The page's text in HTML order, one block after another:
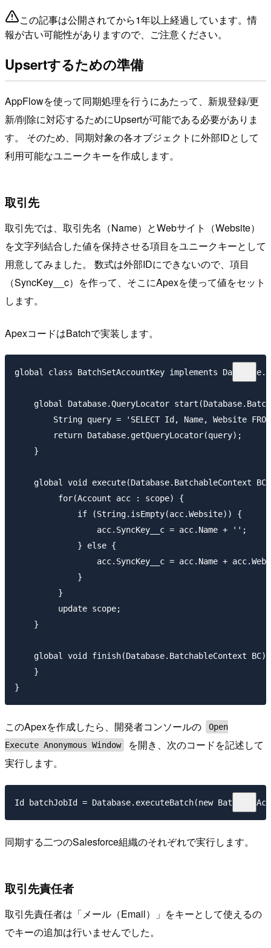
この記事は公開されてから1年以上経過しています。情
報が古い可能性がありますので、ご注意ください。
Upsertするための準備
AppFlowを使って同期処理を行うにあたって、新規登録/更
新/削除に対応するためにUpsertが可能である必要がありま
す。 そのため、同期対象の各オブジェクトに外部IDとして
利用可能なユニークキーを作成します。
取引先
取引先では、取引先名（Name）とWebサイト（Website）
を文字列結合した値を保持させる項目をユニークキーとして
用意してみました。 数式は外部IDにできないので、項目
（SyncKey__c）を作って、そこにApexを使って値をセット
します。
ApexコードはBatchで実装します。
global class BatchSetAccountKey implements
global Database.QueryLocator
String query = 'SELECT Id, Name, Website
        return Database.getQueryLocator(query);
    }
global void execute(Database.BatchableContext
         for(Account acc : scope) {
             if (String.isEmpty(acc.Website)) {
                 acc.SyncKey__c = acc.Name + '';
             } else {
acc.SyncKey__c =
             }
         }
         update scope;
    }
global void finish(Database.BatchableContext BC)
    }
このApexを作成したら、開発者コンソールの
Open
Execute Anonymous Window
を開き、次のコードを記述して
実行します。
同期する二つのSalesforce組織のそれぞれで実行します。
取引先責任者
取引先責任者は「メール（Email）」をキーとして使えるの
でキーの追加は行いませんでした。